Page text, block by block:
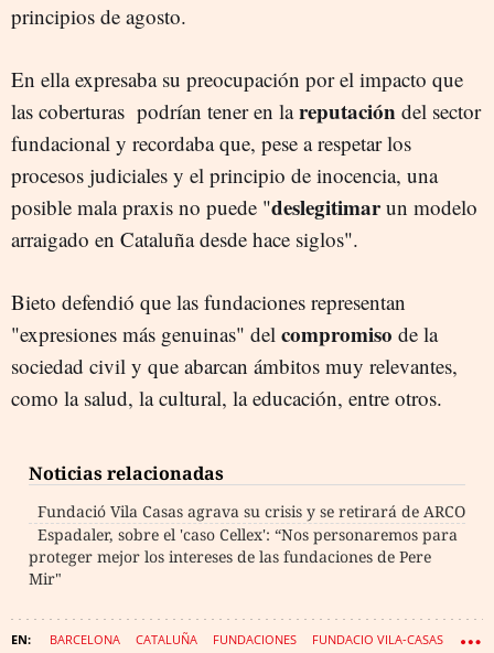
principios de agosto.
En ella expresaba su preocupación por el impacto que
las coberturas podrían tener en lareputación del sector
fundacional y recordaba que, pese a respetar los
procesos judiciales y el principio de inocencia, una
posible mala praxis no puede "deslegitimarun modelo
arraigado en Cataluña desde hace siglos".
Bieto defendió que las fundaciones representan
"expresiones más genuinas" del compromiso de la
sociedad civil y que abarcan ámbitos muy relevantes,
como la salud, la cultural, la educación, entre otros.
Noticias relacionadas
Fundació Vila Casas agrava su crisis y se retirará de ARCO
Espadaler, sobre el 'caso Cellex': “Nos personaremos para
proteger mejor los intereses de las fundaciones de Pere
Mir"
BARCELONA CATALUÑA FUNDACIONES FUNDACIO VILA-CASAS